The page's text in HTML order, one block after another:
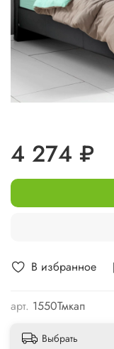
В избранное
арт. 1550Тмкап
4 274 ₽
Выбрать